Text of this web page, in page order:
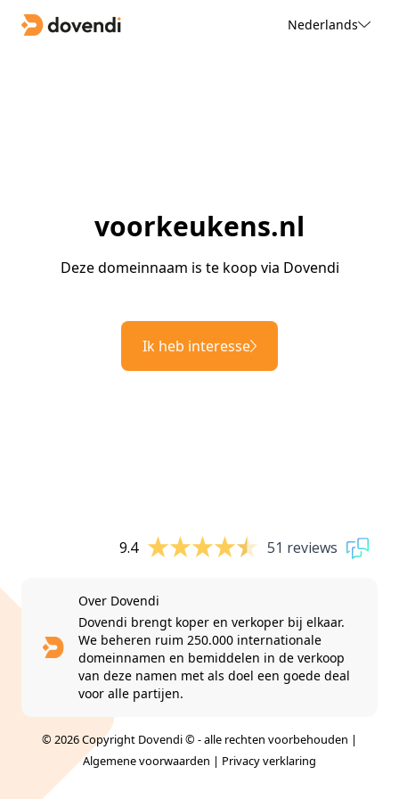
Nederlands
voorkeukens.nl
Deze domeinnaam is te koop via Dovendi
Ik heb interesse
9.4 51 reviews
Over Dovendi
Dovendi brengt koper en verkoper bij elkaar.
We beheren ruim 250.000 internationale
domeinnamen en bemiddelen in de verkoop
van deze namen met als doel een goede deal
voor alle partijen.
© 2026 Copyright Dovendi © - alle rechten voorbehouden |
Algemene voorwaarden | Privacy verklaring